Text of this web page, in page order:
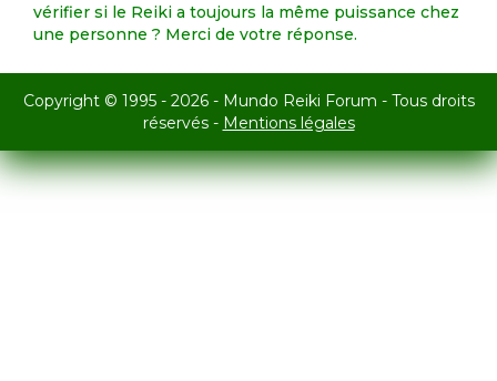
vérifier si le Reiki a toujours la même puissance chez
une personne ? Merci de votre réponse.
Copyright © 1995 - 2026 - Mundo Reiki Forum - Tous droits
réservés - Mentions légales